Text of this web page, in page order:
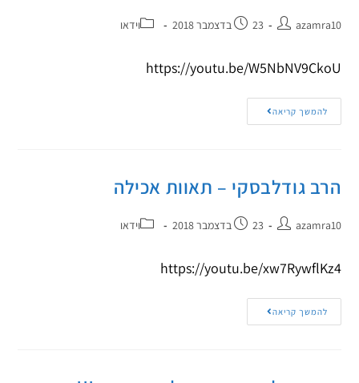
azamra10 23 בדצמבר 2018 וידאו
https://youtu.be/W5NbNV9CkoU
להמשך קריאה
הרב גודלבסקי – תאוות אכילה
azamra10 23 בדצמבר 2018 וידאו
https://youtu.be/xw7RywflKz4
להמשך קריאה